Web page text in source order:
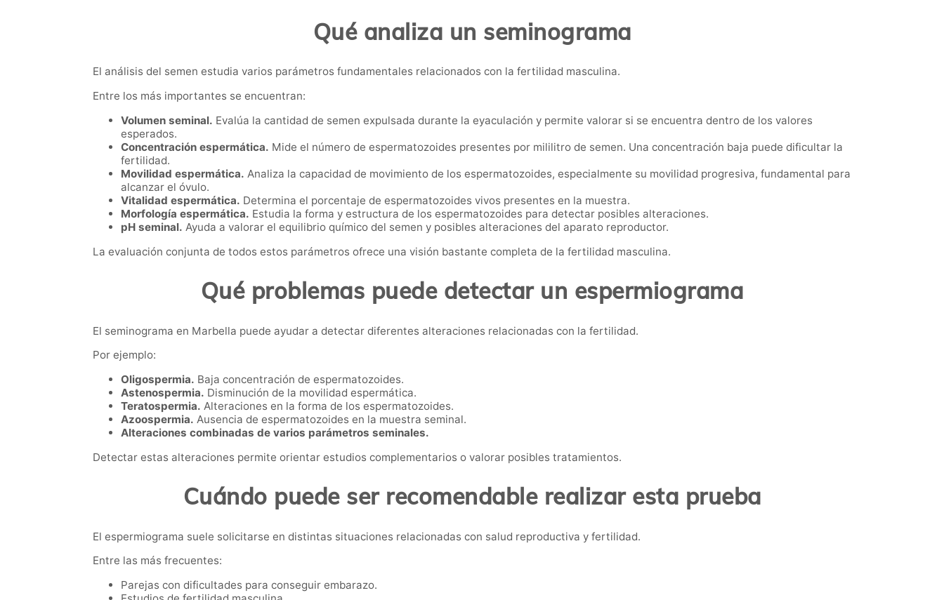
Qué analiza un seminograma
El análisis del semen estudia varios parámetros fundamentales relacionados con la fertilidad masculina.
Entre los más importantes se encuentran:
Volumen seminal. Evalúa la cantidad de semen expulsada durante la eyaculación y permite valorar si se encuentra dentro de los valores
esperados.
Concentración espermática. Mide el número de espermatozoides presentes por mililitro de semen. Una concentración baja puede dificultar la
fertilidad.
Movilidad espermática. Analiza la capacidad de movimiento de los espermatozoides, especialmente su movilidad progresiva, fundamental para
alcanzar el óvulo.
Vitalidad espermática. Determina el porcentaje de espermatozoides vivos presentes en la muestra.
Morfología espermática. Estudia la forma y estructura de los espermatozoides para detectar posibles alteraciones.
pH seminal. Ayuda a valorar el equilibrio químico del semen y posibles alteraciones del aparato reproductor.
La evaluación conjunta de todos estos parámetros ofrece una visión bastante completa de la fertilidad masculina.
Qué problemas puede detectar un espermiograma
El seminograma en Marbella puede ayudar a detectar diferentes alteraciones relacionadas con la fertilidad.
Por ejemplo:
Oligospermia. Baja concentración de espermatozoides.
Astenospermia. Disminución de la movilidad espermática.
Teratospermia. Alteraciones en la forma de los espermatozoides.
Azoospermia. Ausencia de espermatozoides en la muestra seminal.
Alteraciones combinadas de varios parámetros seminales.
Detectar estas alteraciones permite orientar estudios complementarios o valorar posibles tratamientos.
Cuándo puede ser recomendable realizar esta prueba
El espermiograma suele solicitarse en distintas situaciones relacionadas con salud reproductiva y fertilidad.
Entre las más frecuentes:
Parejas con dificultades para conseguir embarazo.